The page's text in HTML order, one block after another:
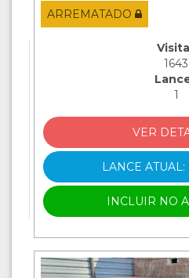
ARREMATADO
1643
1
VER
LANCE
INCLUIR NO